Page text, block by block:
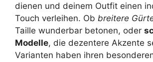
dienen und deinem Outfit einen
Touch verleihen. Ob breitere
Taille wunderbar betonen, oder
Modelle, die dezentere Akzente
Varianten haben ihren